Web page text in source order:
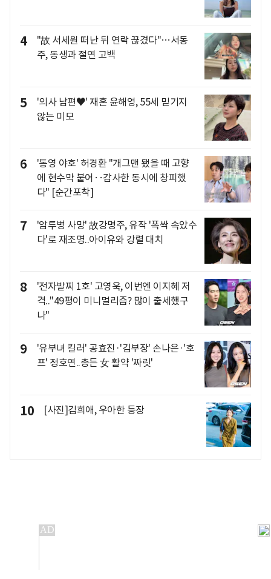
4
"故 서세원 떠난 뒤 연락 끊겼다"…서동
주, 동생과 절연 고백
5
'의사 남편♥' 재혼 윤해영, 55세 믿기지
않는 미모
6
'통영 야호' 허경환 "개그맨 됐을 때 고향
에 현수막 붙어‥감사한 동시에 창피했
다" [순간포착]
7
'암투병 사망' 故강명주, 유작 '폭싹 속았수
다'로 재조명..아이유와 강렬 대치
8
'전자발찌 1호' 고영욱, 이번엔 이지혜 저
격.."49평이 미니멀리즘? 많이 출세했구
나"
9
'유부녀 킬러' 공효진·'김부장' 손나은·'호
프' 정호연..총든 女 활약 '짜릿'
10 [사진]김희애, 우아한 등장